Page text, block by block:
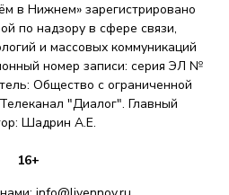
в Нижнем» зарегистрировано
по надзору в сфере связи,
и массовых коммуникаций
номер записи: серия ЭЛ №
Общество с ограниченной
"Диалог". Главный
Шадрин A.E.
16+